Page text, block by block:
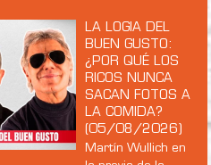
LA LOGIA DEL
BUEN GUSTO:
¿POR QUÉ LOS
RICOS NUNCA
SACAN FOTOS A
LA COMIDA?
(05/08/2026)
Martín Wullich en